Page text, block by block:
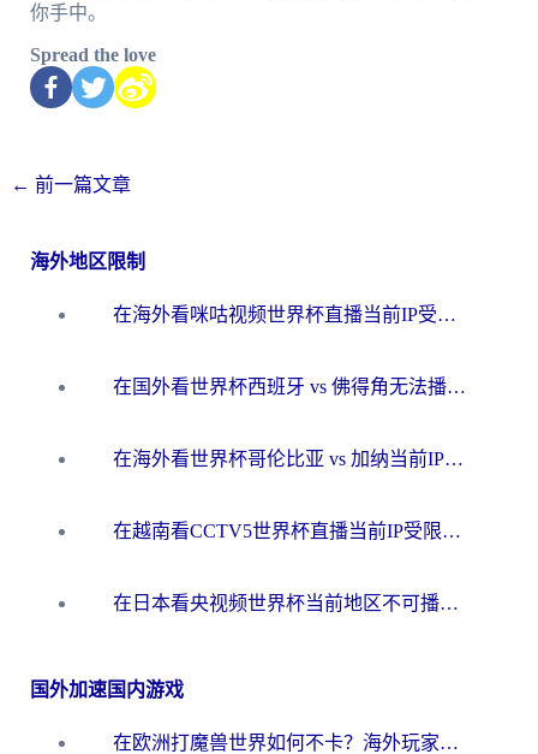
你手中。
Spread the love
← 前一篇文章
海外地区限制
在海外看咪咕视频世界杯直播当前IP受限制？这篇指南帮你搞定所有体育赛事观看难题
在国外看世界杯西班牙 vs 佛得角无法播放？这篇指南帮你解锁所有中文体育直播
在海外看世界杯哥伦比亚 vs 加纳当前IP受限制？这篇指南帮你流畅看中文解说赛事
在越南看CCTV5世界杯直播当前IP受限制？海外党体育观赛终极指南来了
在日本看央视频世界杯当前地区不可播放？海外党体育观赛终极指南
国外加速国内游戏
在欧洲打魔兽世界如何不卡？海外玩家的国服游戏加速终极攻略